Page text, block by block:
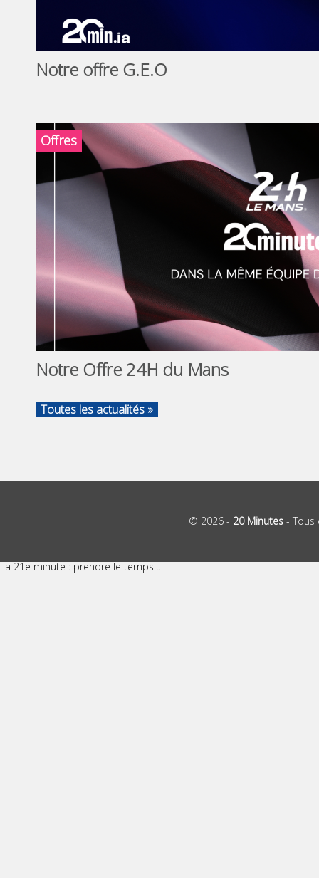
Notre offre G.E.O
Offres
Notre Offre 24H du Mans
Toutes les actualités »
© 2026 - 20 Minutes -
La 21e minute : prendre le temps…